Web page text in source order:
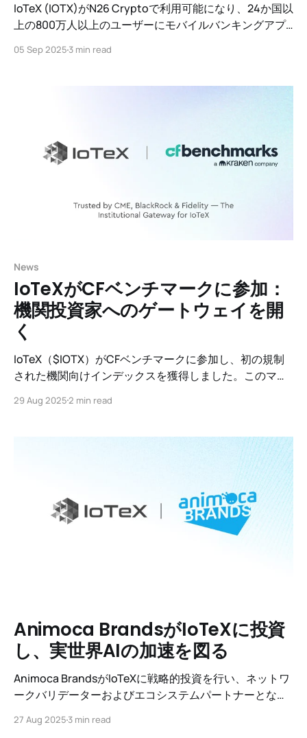
IoTeX (IOTX)がN26 Cryptoで利用可能になり、24か国以
上の800万人以上のユーザーにモバイルバンキングアプ
します。
05 Sep 20253 min read
News
IoTeXがCFベンチマークに参加：
機関投資家へのゲートウェイを開
く
IoTeX（$IOTX）がCFベンチマークに参加し、初の規制
された機関向けインデックスを獲得しました。このマイ
な採用への扉を開きます。
29 Aug 20252 min read
Animoca BrandsがIoTeXに投資
し、実世界AIの加速を図る
Animoca BrandsがIoTeXに戦略的投資を行い、ネットワ
ークバリデーターおよびエコシステムパートナーとなり
におけるリーダーシップが強化され、検証可能なデー
27 Aug 20253 min read